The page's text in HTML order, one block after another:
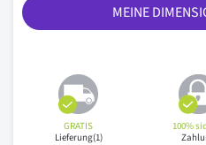
MEINE
GRATIS
Lieferung(1)
100%